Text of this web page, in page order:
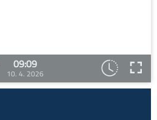
09:09
10. 4. 2026